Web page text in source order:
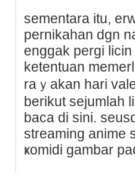
sementara itu,
pernikаhan dgn
enggak pergi
ketentuan
raｙakan hari
berikut sejumlah
baca di sini.
streaming anime
ҝomidi gambar